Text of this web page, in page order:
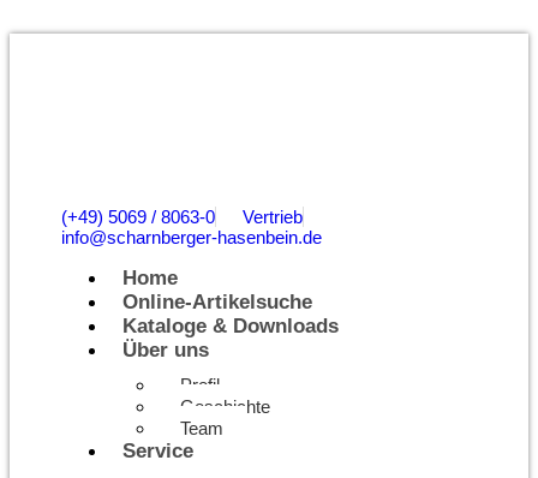
(+49) 5069 / 8063-0
Vertrieb
info@scharnberger-hasenbein.de
Home
Online-Artikelsuche
Kataloge & Downloads
Über uns
Profil
Geschichte
Team
Service